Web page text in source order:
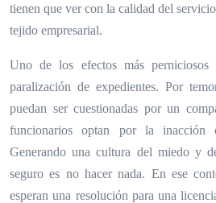
tienen que ver con la calidad del
tejido empresarial.
Uno de los efectos más
paralización de expedientes. Por
puedan ser cuestionadas por un
funcionarios optan por la inacción
Generando una cultura del miedo y
seguro es no hacer nada. En ese
esperan una resolución para una